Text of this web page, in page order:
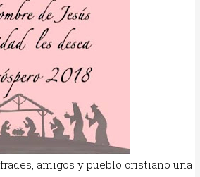
amigos y pueblo cristiano una